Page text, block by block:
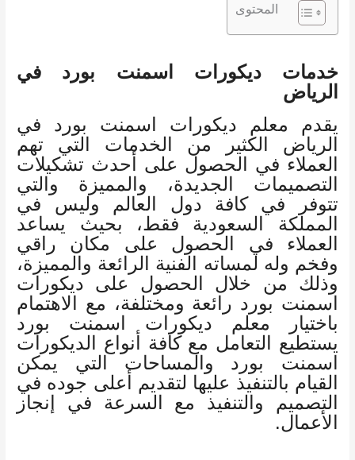
المحتوى
خدمات ديكورات اسمنت بورد في
الرياض
يقدم معلم ديكورات اسمنت بورد في
الرياض الكثير من الخدمات التي تهم
العملاء في الحصول على أحدث تشكيلات
التصميمات الجديدة، والمميزة والتي
تتوفر في كافة دول العالم وليس في
المملكة السعودية فقط، بحيث يساعد
العملاء في الحصول على مكان راقي
وفخم وله لمساته الفنية الرائعة والمميزة،
وذلك من خلال الحصول على ديكورات
اسمنت بورد رائعة ومختلفة، مع الاهتمام
باختيار معلم ديكورات اسمنت بورد
يستطيع التعامل مع كافة أنواع الديكورات
اسمنت بورد والمساحات التي يمكن
القيام بالتنفيذ عليها لتقديم أعلى جوده في
التصميم والتنفيذ مع السرعة في إنجاز
الأعمال.